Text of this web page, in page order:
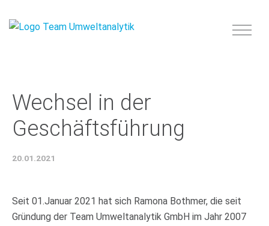
Wechsel in der
Geschäftsführung
20.01.2021
Seit 01.Januar 2021 hat sich Ramona Bothmer, die seit
Gründung der Team Umweltanalytik GmbH im Jahr 2007